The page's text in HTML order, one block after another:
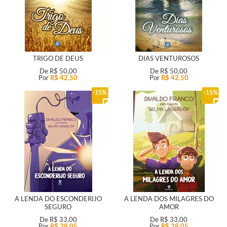
TRIGO DE DEUS
De R$ 50,00
Por R$ 42,50
DIAS VENTUROSOS
De R$ 50,00
Por R$ 42,50
15%
A LENDA DO ESCONDERIJO
SEGURO
De R$ 33,00
15%
A LENDA DOS MILAGRES DO
AMOR
De R$ 33,00